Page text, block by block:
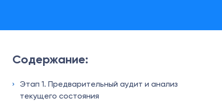
Содержание:
Этап 1. Предварительный аудит и анализ
текущего состояния